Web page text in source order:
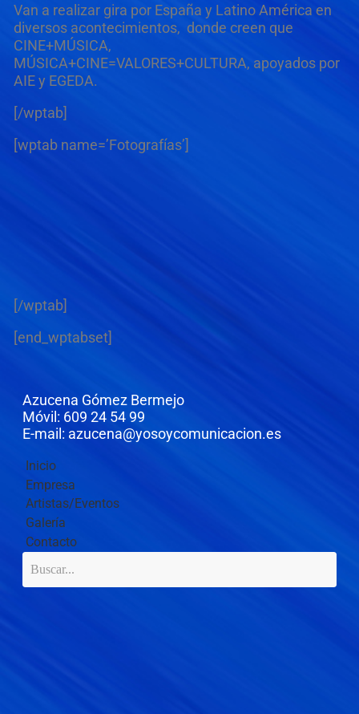
Van a realizar gira por España y Latino América en
diversos acontecimientos, donde creen que
CINE+MÚSICA,
MÚSICA+CINE=VALORES+CULTURA, apoyados por
AIE y EGEDA.
[/wptab]
[wptab name=’Fotografías’]
[/wptab]
[end_wptabset]
Azucena Gómez Bermejo
Móvil: 609 24 54 99
E-mail: azucena@yosoycomunicacion.es
Inicio
Empresa
Artistas/Eventos
Galería
Contacto